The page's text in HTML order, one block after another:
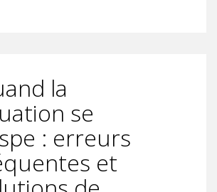
la
se
: erreurs
et